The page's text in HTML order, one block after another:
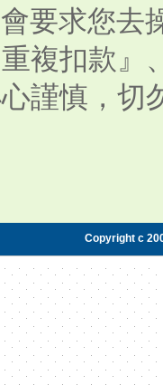
要求您去
重複扣款
謹慎，切
Copyright c